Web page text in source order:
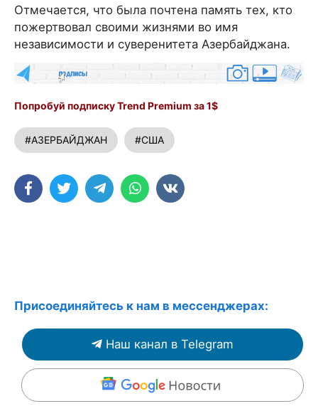
Отмечается, что была почтена память тех, кто
пожертвовал своими жизнями во имя
независимости и суверенитета Азербайджана.
Попробуй подписку Trend Premium за 1$
#АЗЕРБАЙДЖАН #США
Присоединяйтесь к нам в мессенджерах:
Наш канал в Telegram